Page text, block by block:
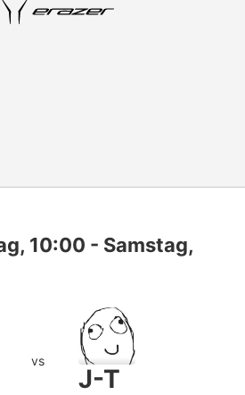
10:00 - Samstag,
vs
J-T